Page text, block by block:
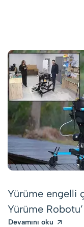
Yürüme engelli
Yürüme
Devamını oku